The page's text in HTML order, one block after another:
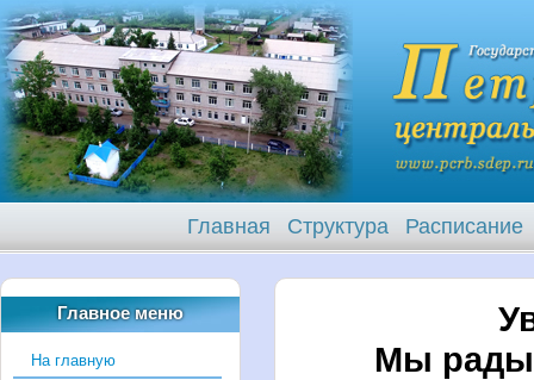
Главная Структура Расписание
Главное меню
На главную
Мы рады